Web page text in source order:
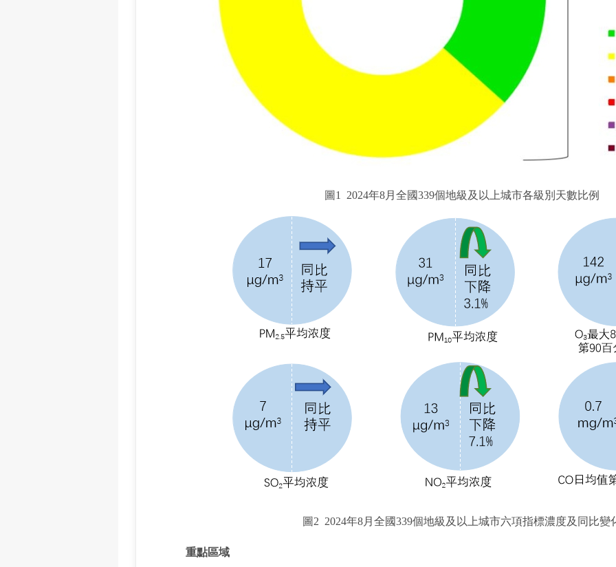
圖1 2024年8月全國339個地級及以上城市各級別天數比例
圖2 2024年8月全國339個地級及以上城市六項指標濃度及同比變
重點區域